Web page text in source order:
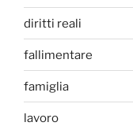
diritti reali
fallimentare
famiglia
lavoro